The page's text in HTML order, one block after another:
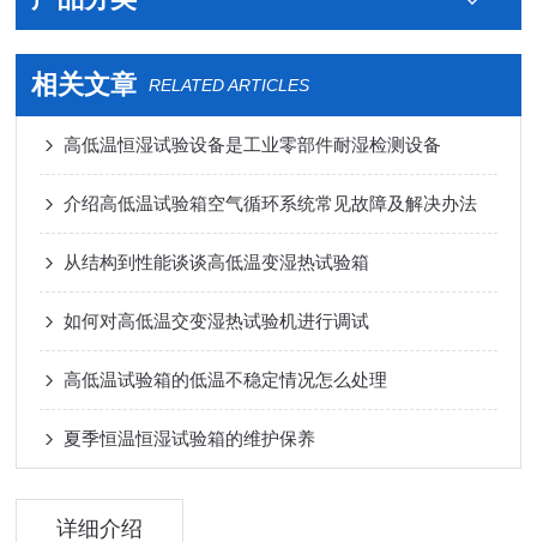
相关文章 RELATED ARTICLES
高低温恒湿试验设备是工业零部件耐湿检测设备
介绍高低温试验箱空气循环系统常见故障及解决办法
从结构到性能谈谈高低温变湿热试验箱
如何对高低温交变湿热试验机进行调试
高低温试验箱的低温不稳定情况怎么处理
夏季恒温恒湿试验箱的维护保养
详细介绍